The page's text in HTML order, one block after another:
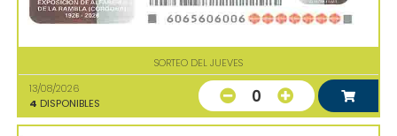
SORTEO DEL JUEVES
13/08/2026
4 DISPONIBLES 0